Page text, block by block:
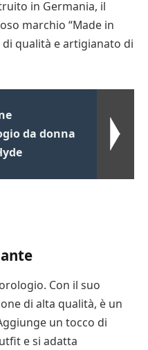
in Germania, il
marchio “Made in
di qualità e artigianato di
da donna
Con il suo
di alta qualità, è un
un tocco di
e si adatta